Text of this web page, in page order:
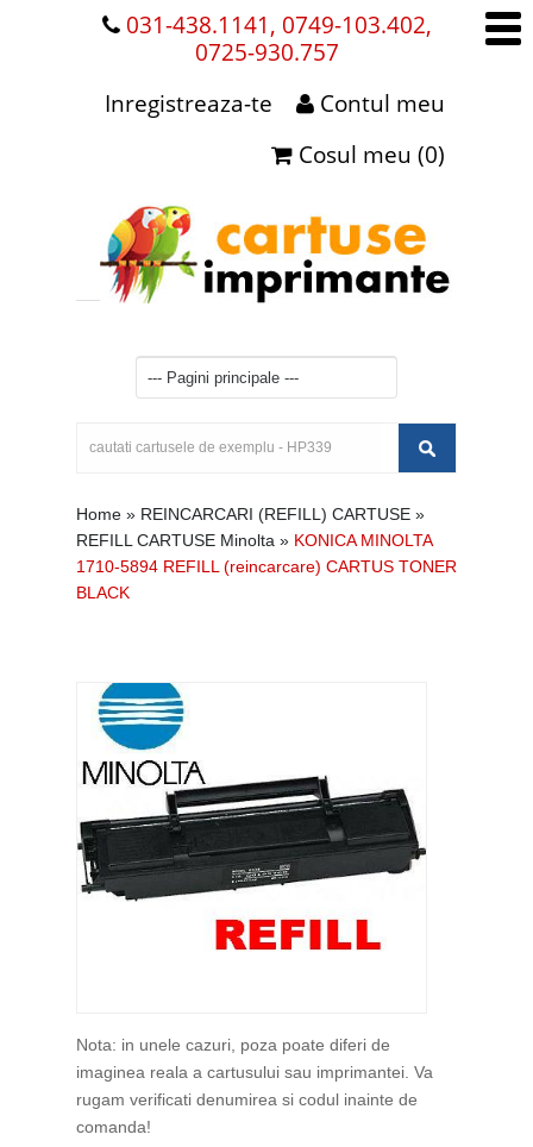
031-438.1141, 0749-103.402,
0725-930.757
Contul meu
Inregistreaza-te
Cosul meu (0)
Home » REINCARCARI (REFILL) CARTUSE »
REFILL CARTUSE Minolta » KONICA MINOLTA
1710-5894 REFILL (reincarcare) CARTUS TONER
BLACK
Nota: in unele cazuri, poza poate diferi de
imaginea reala a cartusului sau imprimantei. Va
rugam verificati denumirea si codul inainte de
comanda!